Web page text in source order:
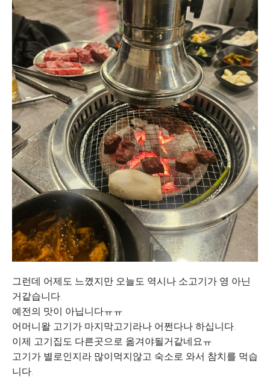
그런데 어제도 느꼈지만 오늘도 역시나 소고기가 영 아닌
거같습니다.
예전의 맛이 아닙니다ㅠㅠ
어머니왈 고기가 마지막고기라나 어쩐다나 하십니다.
이제 고기집도 다른곳으로 옮겨야될거같네요ㅠ
고기가 별로인지라 많이먹지않고 숙소로 와서 참치를 먹습
니다.